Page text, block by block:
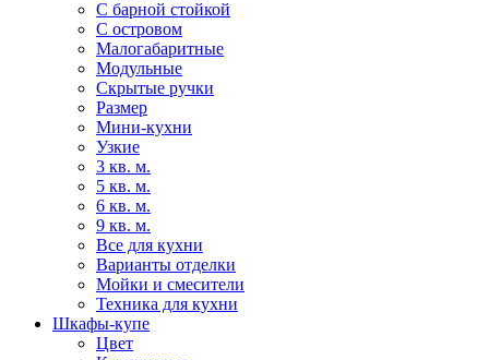
С барной стойкой
С островом
Малогабаритные
Модульные
Скрытые ручки
Размер
Мини-кухни
Узкие
3 кв. м.
5 кв. м.
6 кв. м.
9 кв. м.
Все для кухни
Варианты отделки
Мойки и смесители
Техника для кухни
Шкафы-купе
Цвет